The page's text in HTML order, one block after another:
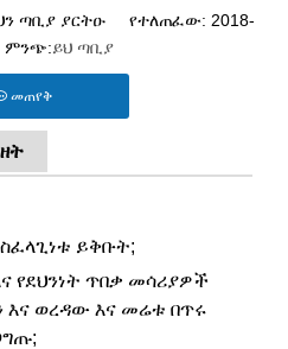
ጣቢያ ያርትዑ የተለጠፈው: 2018-
ይህ ጣቢያ
መጠየቅ
ይቅቡት;
የደህንነት ጥበቃ መሳሪያዎች
ወረዳው እና መሬቱ በጥሩ